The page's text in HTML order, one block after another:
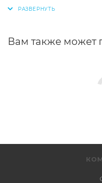
Вам также может